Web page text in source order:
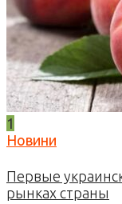
1
Новини
Первые
рынках страны